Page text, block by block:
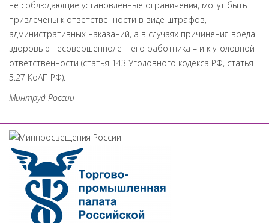
не соблюдающие установленные ограничения, могут быть
привлечены к ответственности в виде штрафов,
административных наказаний, а в случаях причинения вреда
здоровью несовершеннолетнего работника – и к уголовной
ответственности (статья 143 Уголовного кодекса РФ, статья
5.27 КоАП РФ).
Минтруд России